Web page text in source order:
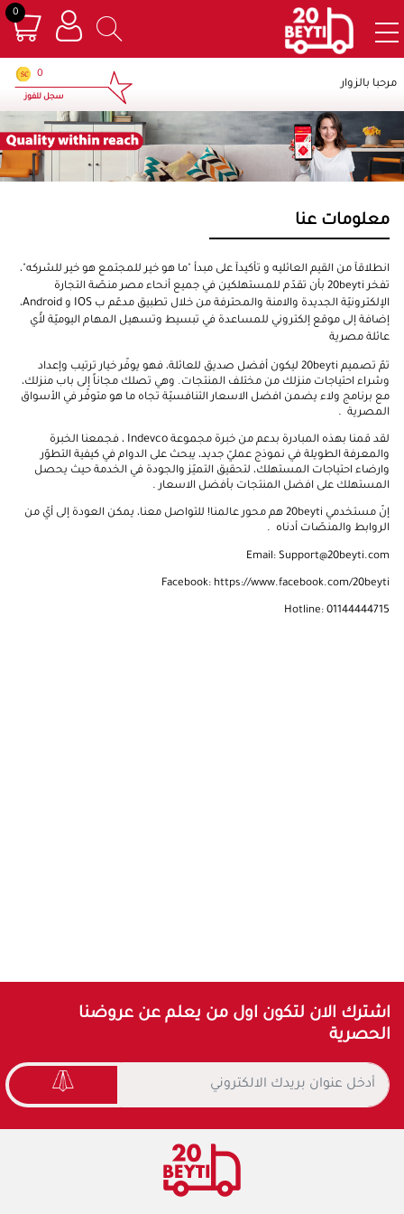
0×
مرحبا بالزوار
0
سجل للفوز
معلومات عنا
انطلاقآ من القيم العائليه و تأكيدآ على مبدأ "ما هو خير للمجتمع هو خير للشركه"،
تفخر 20beyti بأن تقدّم للمستهلكين في جميع أنحاء مصر منصّة التجارة
الإلكترونيّة الجديدة والامنة والمحترفة من خلال تطبيق مدعّم ب IOS و Android،
إضافة إلى موقع إلكتروني للمساعدة في تبسيط وتسهيل المهام اليوميّة لأّي
عائلة مصرية
تمّ تصميم 20beyti ليكون أفضل صديق للعائلة، فهو يوفّر خيار ترتيب وإعداد
وشراء احتياجات منزلك من مختلف المنتجات. وهي تصلك مجاناً إلى باب منزلك،
مع برنامج ولاء يضمن افضل الاسعار التنافسيّة تجاه ما هو متوفّر في الأسواق
المصرية .
لقد قمنا بهذه المبادرة بدعم من خبرة مجموعة Indevco ، فجمعنا الخبرة
والمعرفة الطويلة في نموذج عمليّ جديد، يبحث على الدوام في كيفية التطوّر
وارضاء احتياجات المستهلك، لتحقيق التميّز والجودة في الخدمة حيث يحصل
المستهلك على افضل المنتجات بأفضل الاسعار.
إنّ مستخدمي 20beyti هم محور عالمنا! للتواصل معنا، يمكن العودة إلى أيّ من
الروابط والمنصّات أدناه .
Email: Support@20beyti.com
Facebook: https://www.facebook.com/20beyti
Hotline: 01144444715
اشترك الان لتكون اول من يعلم عن عروضنا
الحصرية